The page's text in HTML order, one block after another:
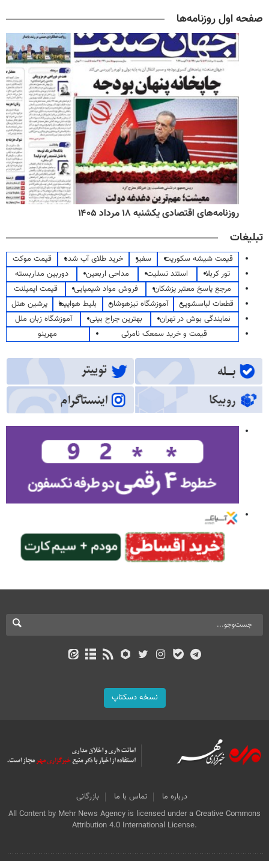
صفحه اول روزنامه‌ها
روزنامه‌های اقتصادی یکشنبه ۱۸ مرداد ۱۴۰۵
تبلیغات
قیمت شیشه سکوریت سفیر خرید طلای آب شده
قیمت موکت
تور کربلا
استند تسلیت مداحی اربعین
دوربین مداربسته
مرجع پاسخ معتبر پزشکان
فروش مواد شیمیایی
قیمت ایمپلنت
قطعات لباسشویی
آموزشگاه تیزهوشان بلیط هواپیما
پرشین هتل
نمایندگی بوش در تهران
بهترین جراح بینی
آموزشگاه زبان ملل
قیمت و خرید سمعک نامرئی
مهرینو
نسخه دسکتاپ
درباره ما تماس با ما
بازرگانی
All Content by Mehr News Agency is licensed under a Creative Commons
Attribution 4.0 International License.